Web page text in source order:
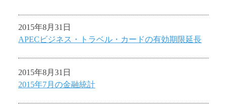
2015年8月31日
APECビジネス・トラベル・カードの有効期限延長
2015年8月31日
2015年7月の金融統計